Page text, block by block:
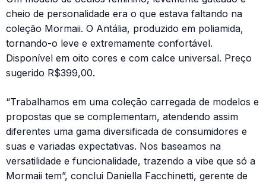
cheio de personalidade era o que estava faltando na
coleção Mormaii. O Antália, produzido em poliamida,
tornando-o leve e extremamente confortável.
Disponível em oito cores e com calce universal. Preço
sugerido R$399,00.
“Trabalhamos em uma coleção carregada de modelos e
propostas que se complementam, atendendo assim
diferentes uma gama diversificada de consumidores e
suas e variadas expectativas. Nos baseamos na
versatilidade e funcionalidade, trazendo a vibe que só a
Mormaii tem”, conclui Daniella Facchinetti, gerente de